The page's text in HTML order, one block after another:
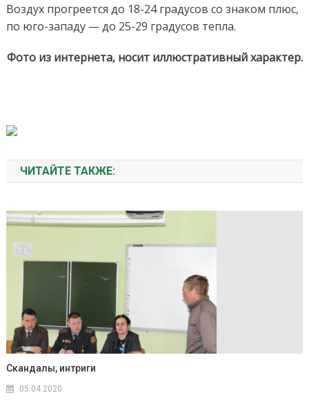
Воздух прогреется до 18-24 градусов со знаком плюс,
по юго-западу — до 25-29 градусов тепла.
Фото из интернета, носит иллюстративный характер.
ЧИТАЙТЕ ТАКЖЕ:
Скандалы, интриги
05.04.2020